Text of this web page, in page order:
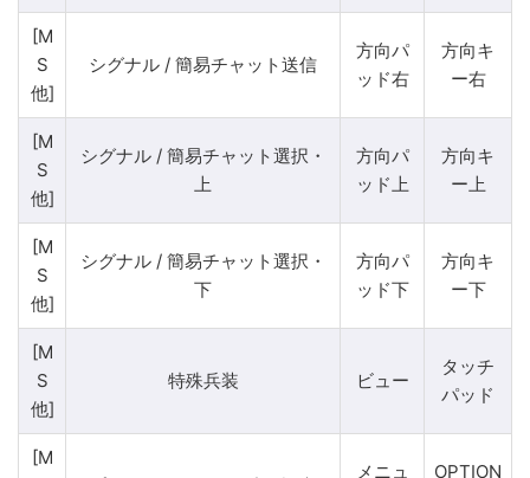
[M
S
他]
シグナル / 簡易チャット送信
方向パ
ッド右
方向キ
ー右
[M
S
他]
シグナル / 簡易チャット選択・
上
方向パ
ッド上
方向キ
ー上
[M
S
他]
シグナル / 簡易チャット選択・
下
方向パ
ッド下
方向キ
ー下
[M
S
他]
特殊兵装 ビュー
タッチ
パッド
[M
メニュ OPTION